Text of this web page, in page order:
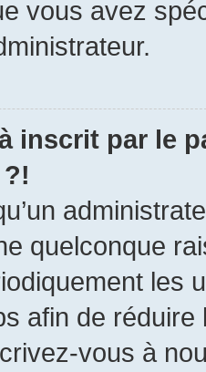
vous avez
inscrit par le
quelconque
les
afin de
vous à